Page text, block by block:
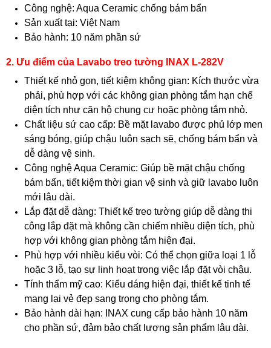
Công nghệ: Aqua Ceramic chống bám bẩn
Sản xuất tại: Việt Nam
Bảo hành: 10 năm phần sứ
2. Ưu điểm của Lavabo treo tường INAX L-282V
Thiết kế nhỏ gọn, tiết kiệm không gian: Kích thước vừa
phải, phù hợp với các không gian phòng tắm hạn chế
diện tích như căn hộ chung cư hoặc phòng tắm nhỏ.
Chất liệu sứ cao cấp: Bề mặt lavabo được phủ lớp men
sáng bóng, giúp chậu luôn sạch sẽ, chống bám bẩn và
dễ dàng vệ sinh.
Công nghệ Aqua Ceramic: Giúp bề mặt chậu chống
bám bẩn, tiết kiệm thời gian vệ sinh và giữ lavabo luôn
mới lâu dài.
Lắp đặt dễ dàng: Thiết kế treo tường giúp dễ dàng thi
công lắp đặt mà không cần chiếm nhiều diện tích, phù
hợp với không gian phòng tắm hiện đại.
Phù hợp với nhiều kiểu vòi: Có thể chọn giữa loại 1 lỗ
hoặc 3 lỗ, tạo sự linh hoạt trong việc lắp đặt vòi chậu.
Tính thẩm mỹ cao: Kiểu dáng hiện đại, thiết kế tinh tế
mang lại vẻ đẹp sang trọng cho phòng tắm.
Bảo hành dài hạn: INAX cung cấp bảo hành 10 năm
cho phần sứ, đảm bảo chất lượng sản phẩm lâu dài.